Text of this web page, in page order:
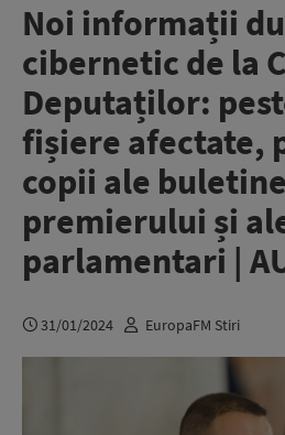
Noi informații
cibernetic de la
Deputaților:
fișiere afectate,
copii ale
premierului și
parlamentari |
31/01/2024 EuropaFM Stiri